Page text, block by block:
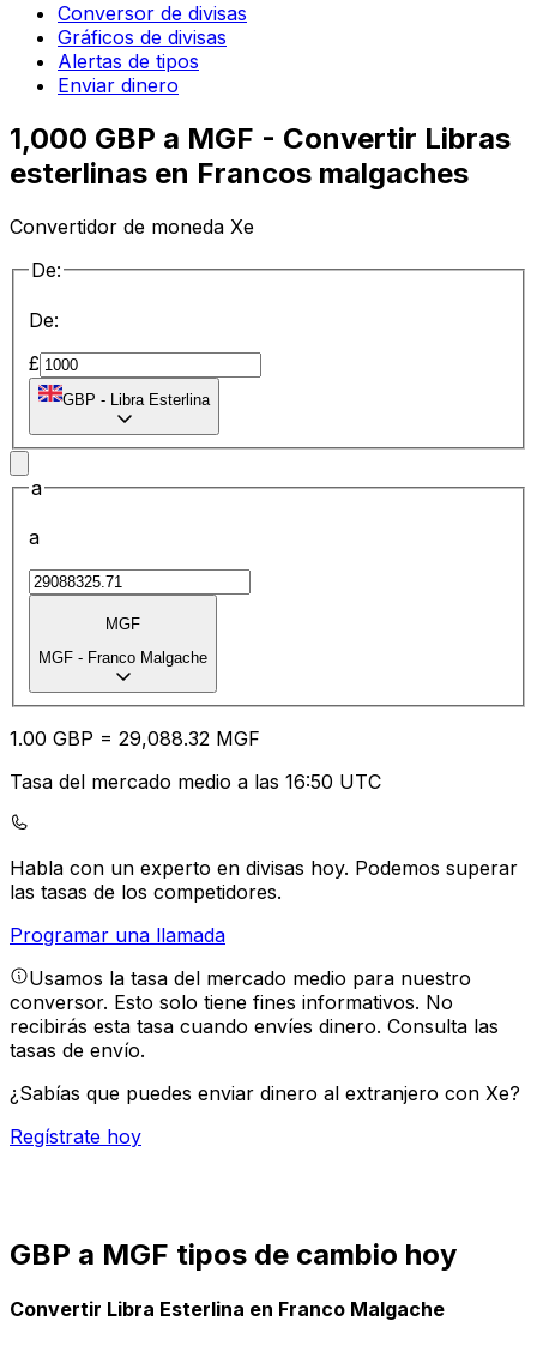
Conversor de divisas
Gráficos de divisas
Alertas de tipos
Enviar dinero
1,000 GBP a MGF - Convertir Libras
esterlinas en Francos malgaches
Convertidor de moneda Xe
De:
De:
£
GBP - Libra Esterlina
a
a
MGF
MGF - Franco Malgache
1.00 GBP = 29,088.32 MGF
Tasa del mercado medio a las 16:50 UTC
Habla con un experto en divisas hoy. Podemos superar
las tasas de los competidores.
Programar una llamada
Usamos la tasa del mercado medio para nuestro
conversor. Esto solo tiene fines informativos. No
recibirás esta tasa cuando envíes dinero. Consulta las
tasas de envío.
¿Sabías que puedes enviar dinero al extranjero con Xe?
Regístrate hoy
GBP a MGF tipos de cambio hoy
Convertir Libra Esterlina en Franco Malgache